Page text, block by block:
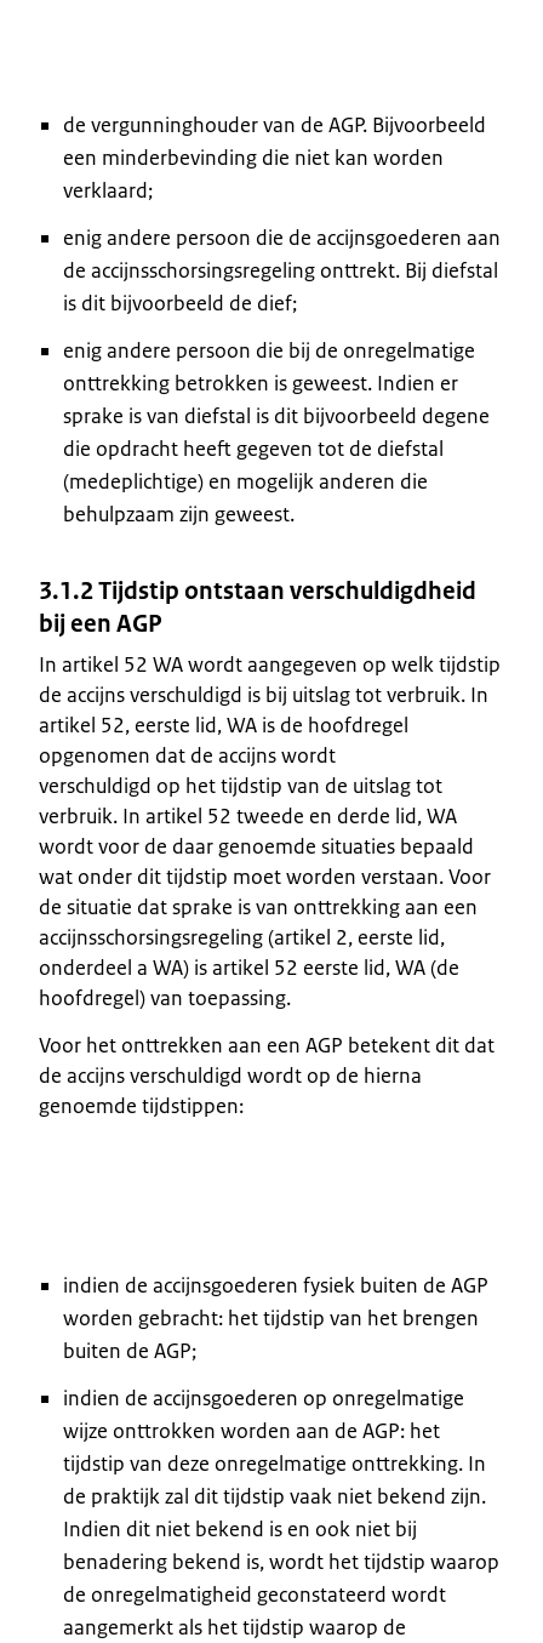
de vergunninghouder van de AGP. Bijvoorbeeld
een minderbevinding die niet kan worden
verklaard;
enig andere persoon die de accijnsgoederen aan
de accijnsschorsingsregeling onttrekt. Bij diefstal
is dit bijvoorbeeld de dief;
enig andere persoon die bij de onregelmatige
onttrekking betrokken is geweest. Indien er
sprake is van diefstal is dit bijvoorbeeld degene
die opdracht heeft gegeven tot de diefstal
(medeplichtige) en mogelijk anderen die
behulpzaam zijn geweest.
3.1.2 Tijdstip ontstaan verschuldigdheid
bij een AGP
In artikel 52 WA wordt aangegeven op welk tijdstip
de accijns verschuldigd is bij uitslag tot verbruik. In
artikel 52, eerste lid, WA is de hoofdregel
opgenomen dat de accijns wordt
verschuldigd op het tijdstip van de uitslag tot
verbruik. In artikel 52 tweede en derde lid, WA
wordt voor de daar genoemde situaties bepaald
wat onder dit tijdstip moet worden verstaan. Voor
de situatie dat sprake is van onttrekking aan een
accijnsschorsingsregeling (artikel 2, eerste lid,
onderdeel a WA) is artikel 52 eerste lid, WA (de
hoofdregel) van toepassing.
Voor het onttrekken aan een AGP betekent dit dat
de accijns verschuldigd wordt op de hierna
genoemde tijdstippen:
indien de accijnsgoederen fysiek buiten de AGP
worden gebracht: het tijdstip van het brengen
buiten de AGP;
indien de accijnsgoederen op onregelmatige
wijze onttrokken worden aan de AGP: het
tijdstip van deze onregelmatige onttrekking. In
de praktijk zal dit tijdstip vaak niet bekend zijn.
Indien dit niet bekend is en ook niet bij
benadering bekend is, wordt het tijdstip waarop
de onregelmatigheid geconstateerd wordt
aangemerkt als het tijdstip waarop de